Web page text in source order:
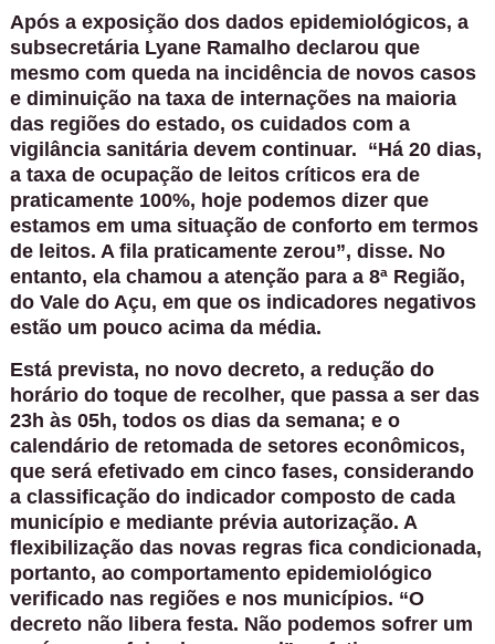
Após a exposição dos dados epidemiológicos, a
subsecretária Lyane Ramalho declarou que
mesmo com queda na incidência de novos casos
e diminuição na taxa de internações na maioria
das regiões do estado, os cuidados com a
vigilância sanitária devem continuar. “Há 20 dias,
a taxa de ocupação de leitos críticos era de
praticamente 100%, hoje podemos dizer que
estamos em uma situação de conforto em termos
de leitos. A fila praticamente zerou”, disse. No
entanto, ela chamou a atenção para a 8ª Região,
do Vale do Açu, em que os indicadores negativos
estão um pouco acima da média.
Está prevista, no novo decreto, a redução do
horário do toque de recolher, que passa a ser das
23h às 05h, todos os dias da semana; e o
calendário de retomada de setores econômicos,
que será efetivado em cinco fases, considerando
a classificação do indicador composto de cada
município e mediante prévia autorização. A
flexibilização das novas regras fica condicionada,
portanto, ao comportamento epidemiológico
verificado nas regiões e nos municípios. “O
decreto não libera festa. Não podemos sofrer um